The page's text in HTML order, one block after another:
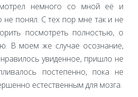
немного со мной её и
не понял. С тех пор мне так и не
посмотреть полностью, о
В моем же случае осознание,
увиденное, пришло не
постепенно, пока не
естественным для мозга.